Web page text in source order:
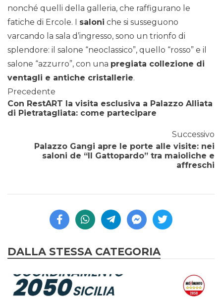
nonché quelli della galleria, che raffigurano le
fatiche di Ercole. I saloni che si susseguono
varcando la sala d’ingresso, sono un trionfo di
splendore: il salone “neoclassico”, quello “rosso” e il
salone “azzurro”, con una pregiata collezione di
ventagli e antiche cristallerie.
Precedente
Con RestART la visita esclusiva a Palazzo Alliata
di Pietratagliata: come partecipare
Successivo
Palazzo Gangi apre le porte alle visite: nei
saloni de “Il Gattopardo” tra maioliche e
affreschi
DALLA STESSA CATEGORIA